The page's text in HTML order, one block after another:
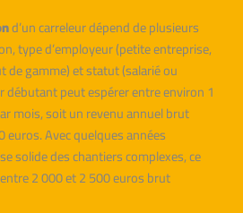
d’un carreleur dépend de plusieurs
type d’employeur (petite entreprise,
de gamme) et statut (salarié ou
débutant peut espérer entre environ 1
mois, soit un revenu annuel brut
Avec quelques années
solide des chantiers complexes, ce
2 000 et 2 500 euros brut